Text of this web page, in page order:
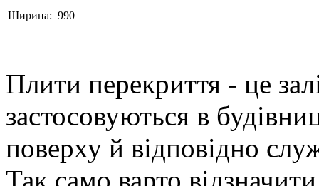
Ширина: 990
Плити перекриття - це
застосовуються в
поверху й відповідно